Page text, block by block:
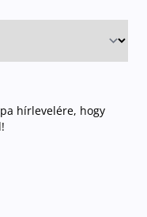
hírlevelére, hogy